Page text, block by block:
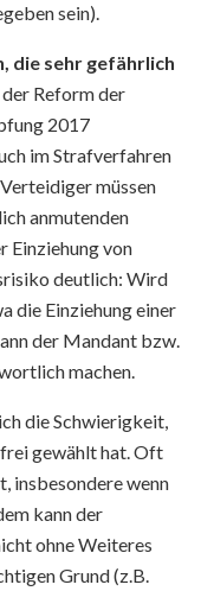
sein).
die sehr gefährlich
Reform der
2017
im Strafverfahren
müssen
anmutenden
Einziehung von
deutlich: Wird
die Einziehung einer
der Mandant bzw.
machen.
die Schwierigkeit,
gewählt hat. Oft
insbesondere wenn
kann der
ohne Weiteres
Grund (z.B.